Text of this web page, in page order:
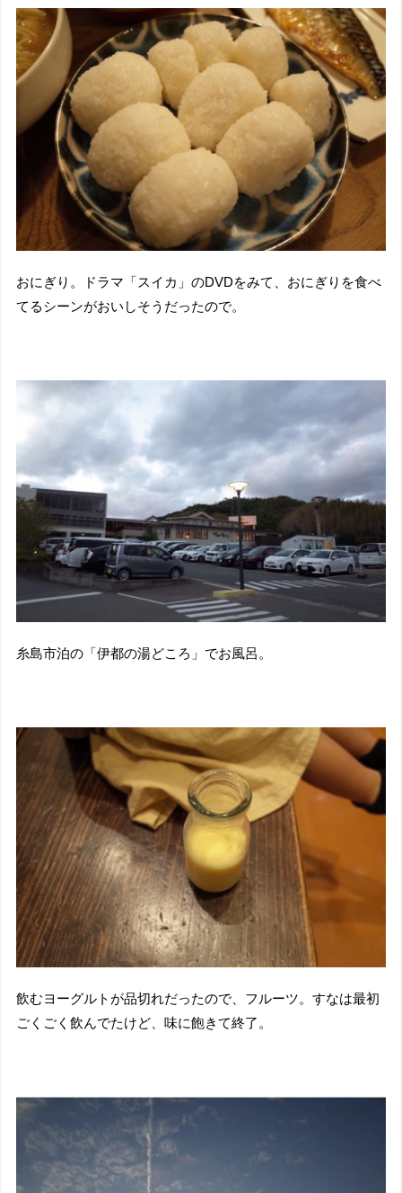
おにぎり。ドラマ「スイカ」のDVDをみて、おにぎりを食べ
てるシーンがおいしそうだったので。
糸島市泊の「伊都の湯どころ」でお風呂。
飲むヨーグルトが品切れだったので、フルーツ。すなは最初
ごくごく飲んでたけど、味に飽きて終了。